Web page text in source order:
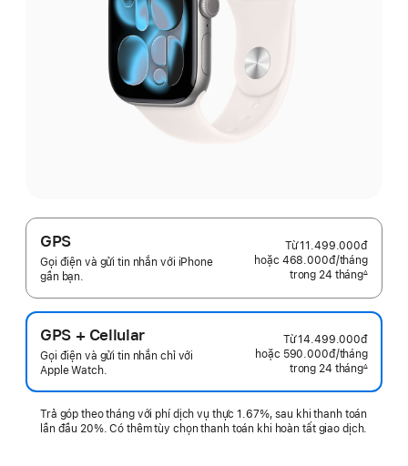
GPS
Gọi điện và gửi tin nhắn với iPhone
gần bạn.
Từ11.499.000đ
hoặc 468.000đ/tháng
trong 24 tháng∆
GPS + Cellular
Gọi điện và gửi tin nhắn chỉ với
Apple Watch.
Từ14.499.000đ
hoặc 590.000đ/tháng
trong 24 tháng∆
Trả góp theo tháng với phí dịch vụ thực 1.67%, sau khi thanh toán
lần đầu 20%. Có thêm tùy chọn thanh toán khi hoàn tất giao dịch.